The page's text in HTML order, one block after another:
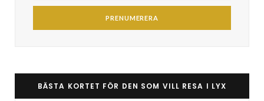
BÄSTA KORTET FÖR DEN SOM VILL RESA I LYX